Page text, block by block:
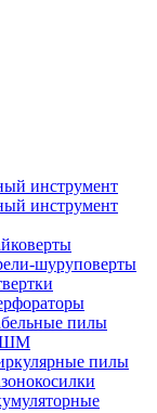
инструмент
инструмент
шуруповерты
пилы
пилы